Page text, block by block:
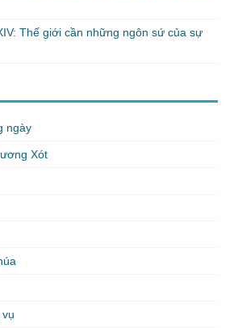
Thế giới cần những ngôn sứ của sự
ngày
Xót